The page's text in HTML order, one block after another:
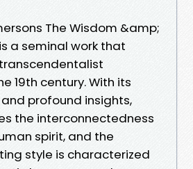
The Wisdom &amp;
a seminal work that
19th century. With its
profound insights,
the interconnectedness
spirit, and the
style is characterized